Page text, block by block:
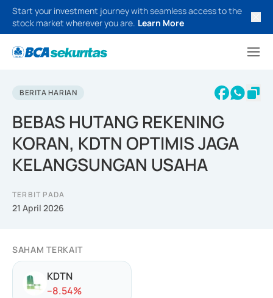
Start your investment journey with seamless access to the
stock market wherever you are. Learn More
BERITA HARIAN
BEBAS HUTANG REKENING
KORAN, KDTN OPTIMIS JAGA
KELANGSUNGAN USAHA
TERBIT PADA
21 April 2026
SAHAM TERKAIT
KDTN
--8.54%